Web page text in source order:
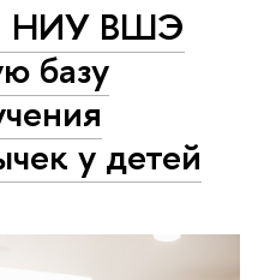
НИУ ВШЭ
базу
у детей